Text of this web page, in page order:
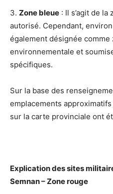
3. Zone bleue : Il s’agit de la
autorisé. Cependant,
également désignée
environnementale et
spécifiques.
Sur la base des
emplacements
sur la carte provinciale ont
Explication des sites
Semnan – Zone rouge